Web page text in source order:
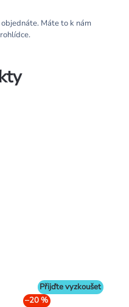
Máte to k nám
Přijďte vyzkoušet
–20 %